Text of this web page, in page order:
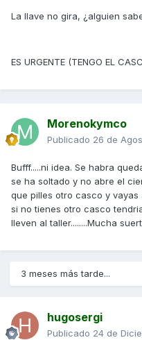
La llave no gira, ¿alguien
ES URGENTE (TENGO EL
Morenokymco
Publicado 26 de
Bufff.....ni idea. Se habra
se ha soltado y no abre el
que pilles otro casco y
si no tienes otro casco
lleven al taller........Mucha
3 meses más tarde...
hugosergi
Publicado 24 de